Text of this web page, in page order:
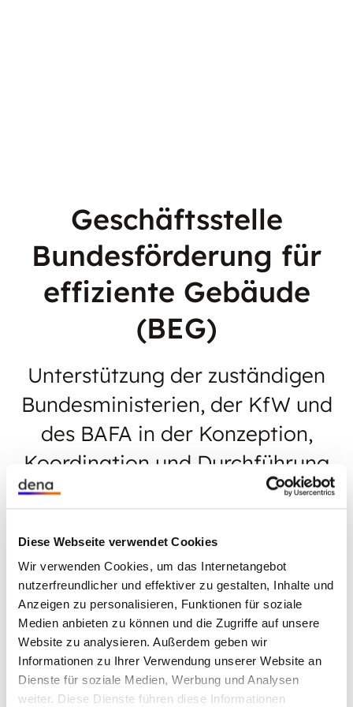
Diese Webseite verwendet Cookies
Wir verwenden Cookies, um das Internetangebot
nutzerfreundlicher und effektiver zu gestalten, Inhalte und
Anzeigen zu personalisieren, Funktionen für soziale
Medien anbieten zu können und die Zugriffe auf unsere
Website zu analysieren. Außerdem geben wir
Informationen zu Ihrer Verwendung unserer Website an
Dienste für soziale Medien, Werbung und Analysen
weiter. Diese Dienste führen diese Informationen
Geschäftsstelle
Bundesförderung für
effiziente Gebäude
(BEG)
Unterstützung der zuständigen
Bundesministerien, der KfW und
des BAFA in der Konzeption,
Koordination und Durchführung
Ziel: Abläufe, fachliche Auslegungen und
technische Prozesse vereinheitlichen und damit
die Wirkung der BEG erhöhen.
Themen: Energieeffizienz, Erneuerbare Energien,
Förderung, Gebäude & Räume umbauen